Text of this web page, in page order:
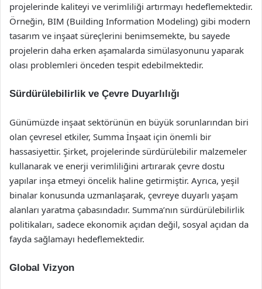
projelerinde kaliteyi ve verimliliği artırmayı hedeflemektedir.
Örneğin, BIM (Building Information Modeling) gibi modern
tasarım ve inşaat süreçlerini benimsemekte, bu sayede
projelerin daha erken aşamalarda simülasyonunu yaparak
olası problemleri önceden tespit edebilmektedir.
Sürdürülebilirlik ve Çevre Duyarlılığı
Günümüzde inşaat sektörünün en büyük sorunlarından biri
olan çevresel etkiler, Summa İnşaat için önemli bir
hassasiyettir. Şirket, projelerinde sürdürülebilir malzemeler
kullanarak ve enerji verimliliğini artırarak çevre dostu
yapılar inşa etmeyi öncelik haline getirmiştir. Ayrıca, yeşil
binalar konusunda uzmanlaşarak, çevreye duyarlı yaşam
alanları yaratma çabasındadır. Summa’nın sürdürülebilirlik
politikaları, sadece ekonomik açıdan değil, sosyal açıdan da
fayda sağlamayı hedeflemektedir.
Global Vizyon